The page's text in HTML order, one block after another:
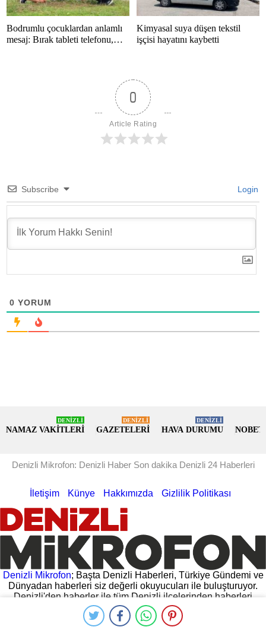
Bodrumlu çocuklardan anlamlı
mesaj: Bırak tableti telefonu,
Kimyasal suya düşen tekstil
işçisi hayatını kaybetti
0
Article Rating
Subscribe Login
0 YORUM
NAMAZ VAKİTLERİ
DENİZLİ
GAZETELERİ
DENİZLİ
HAVA DURUMU
DENİZLİ
Denizli Mikrofon: Denizli Haber Son dakika Denizli 24 Haberleri
İletişim Künye Hakkımızda Gizlilik Politikası
Denizli Mikrofon; Başta Denizli Haberleri, Türkiye Gündemi ve
Dünyadan haberleri siz değerli okuyucuları ile buluşturuyor.
Denizli'den haberler ile tüm Denizli ilçelerinden haberleri
hemen oku. Denizli Valiliğinden gelen açıklamalar, Denizli
Belediyesinin yaptığı açıklamalar ve daha fazlası